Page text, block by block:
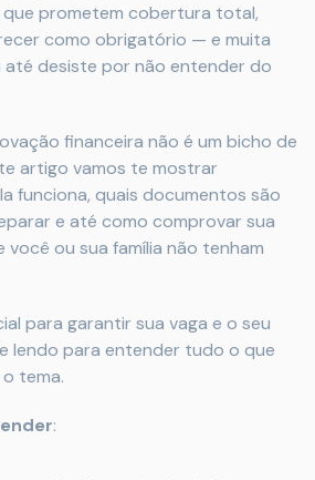
prometem cobertura total,
como obrigatório — e muita
até desiste por não entender do
financeira não é um bicho de
artigo vamos te mostrar
funciona, quais documentos são
e até como comprovar sua
você ou sua família não tenham
para garantir sua vaga e o seu
lendo para entender tudo o que
tema.
: